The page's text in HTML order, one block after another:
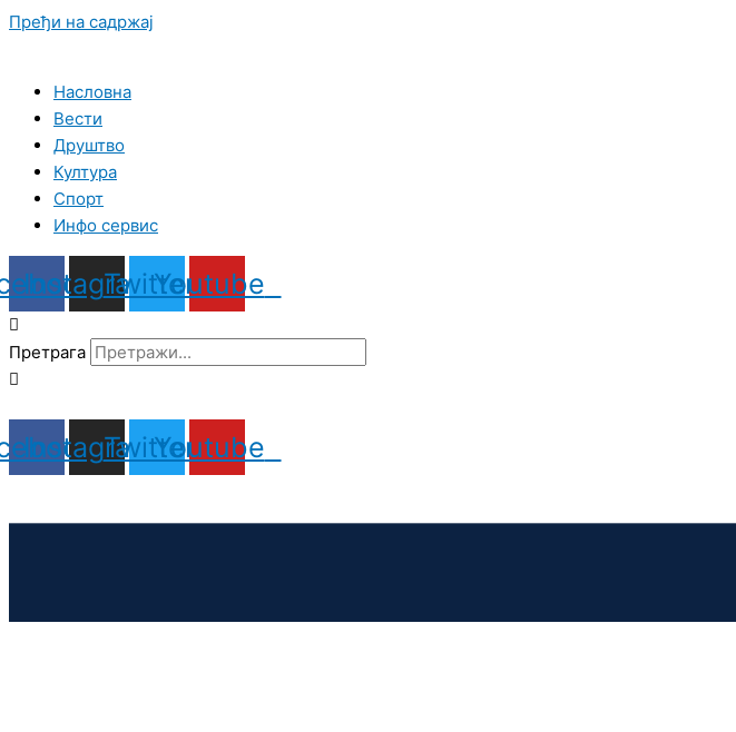
Пређи на садржај
Насловна
Вести
Друштво
Култура
Спорт
Инфо сервис
Instagram
TwitterYoutube
Претрага
Instagram
TwitterYoutube